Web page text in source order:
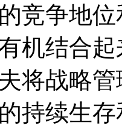
竞争地
机结合
将战略
持续生